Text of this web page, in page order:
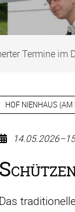
Termine im
HOF NIENHAUS (AM
Das